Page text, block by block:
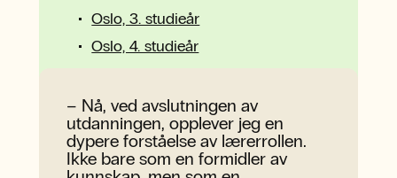
Oslo, 3. studieår
Oslo, 4. studieår
– Nå, ved avslutningen av
utdanningen, opplever jeg en
dypere forståelse av lærerrollen.
Ikke bare som en formidler av